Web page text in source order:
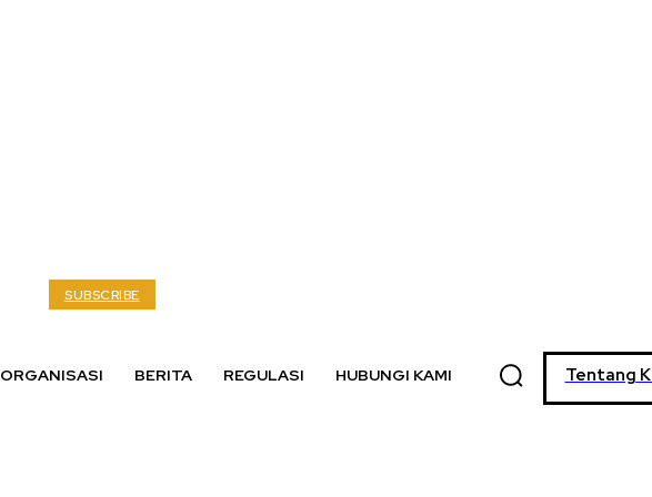
SUBSCRIBE
ORGANISASI BERITA REGULASI HUBUNGI KAMI Tentang